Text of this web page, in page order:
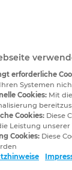
für
die
erforderliche
Systemen
Cookies: Mit
Cookies: Diese
Leistung
Cookies: Diese